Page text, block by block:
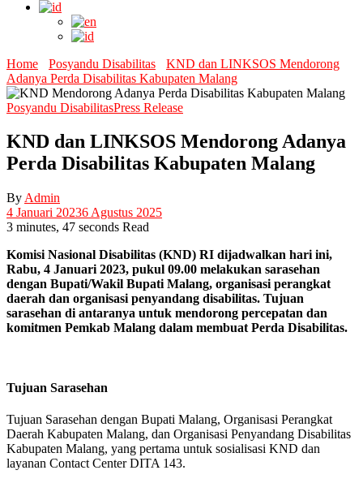
Home Posyandu Disabilitas
KND dan LINKSOS Mendorong
Adanya Perda Disabilitas Kabupaten Malang
Posyandu DisabilitasPress Release
KND dan LINKSOS Mendorong Adanya
Perda Disabilitas Kabupaten Malang
By Admin
4 Januari 20236 Agustus 2025
3 minutes, 47 seconds Read
Komisi Nasional Disabilitas (KND) RI dijadwalkan hari ini,
Rabu, 4 Januari 2023, pukul 09.00 melakukan sarasehan
dengan Bupati/Wakil Bupati Malang, organisasi perangkat
daerah dan organisasi penyandang disabilitas. Tujuan
sarasehan di antaranya untuk mendorong percepatan dan
komitmen Pemkab Malang dalam membuat Perda Disabilitas.
Tujuan Sarasehan
Tujuan Sarasehan dengan Bupati Malang, Organisasi Perangkat
Daerah Kabupaten Malang, dan Organisasi Penyandang Disabilitas
Kabupaten Malang, yang pertama untuk sosialisasi KND dan
layanan Contact Center DITA 143.